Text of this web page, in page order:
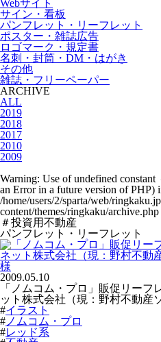
Webサイト
サイン・看板
パンフレット・リーフレット
ポスター・雑誌広告
ロゴマーク・規定書
名刺・封筒・DM・はがき
その他
雑誌・フリーペーパー
ARCHIVE
ALL
2019
2018
2017
2010
2009
Warning: Use of undefined
an Error in a future version of PHP)
/home/users/2/sparta/web/
content/themes/ringkaku/archive.php
＃投資用不動産
パンフレット・リーフレット
2009.05.10
「ノムコム・プロ」販促リー
ット株式会社（現：野村不動産
#イラスト
# ノムコム・プロ
#レッド系